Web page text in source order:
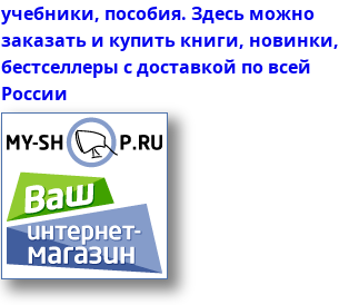
учебники, пособия. Здесь можно
заказать и купить книги, новинки,
бестселлеры с доставкой по всей
России